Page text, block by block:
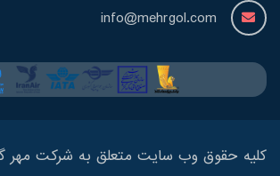
info@mehrgol.com
کلیه حقوق وب سایت متعلق به شرکت مهر